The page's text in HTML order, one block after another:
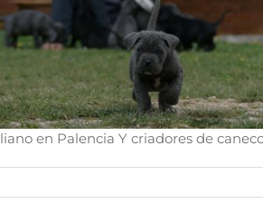
en Palencia Y criadores de